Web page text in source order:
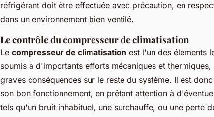
réfrigérant doit être effectuée avec précaution, en
dans un environnement bien ventilé.
Le contrôle du compresseur de climatisation
Le compresseur de climatisation est l'un des éléments
soumis à d'importants efforts mécaniques et
graves conséquences sur le reste du système. Il est
son bon fonctionnement, en prêtant attention à
tels qu'un bruit inhabituel, une surchauffe, ou une perte